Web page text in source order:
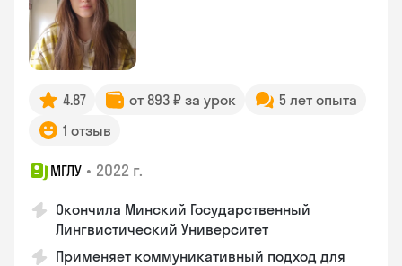
4.87 от 893 ₽ за урок
5 лет опыта
1 отзыв
МГЛУ • 2022 г.
Окончила Минский Государственный
Лингвистический Университет
Применяет коммуникативный подход для